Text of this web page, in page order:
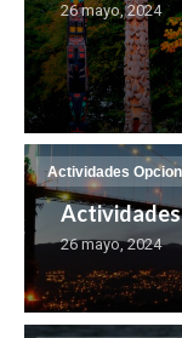
26 mayo, 2024
Actividades
26 mayo, 2024